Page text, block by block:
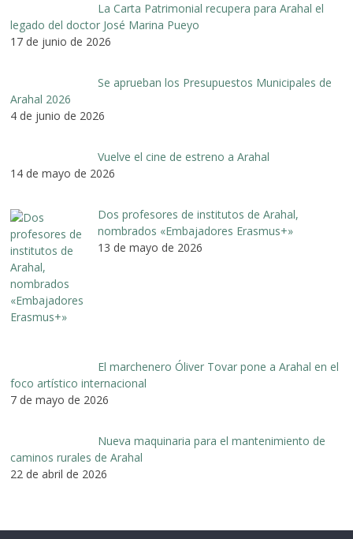
La Carta Patrimonial recupera para Arahal el
legado del doctor José Marina Pueyo
17 de junio de 2026
Se aprueban los Presupuestos Municipales de
Arahal 2026
4 de junio de 2026
Vuelve el cine de estreno a Arahal
14 de mayo de 2026
Dos profesores de institutos de Arahal,
nombrados «Embajadores Erasmus+»
13 de mayo de 2026
El marchenero Óliver Tovar pone a Arahal en el
foco artístico internacional
7 de mayo de 2026
Nueva maquinaria para el mantenimiento de
caminos rurales de Arahal
22 de abril de 2026